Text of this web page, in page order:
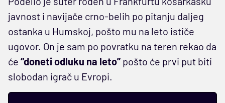
javnost i navijače crno-belih po pitanju daljeg
ostanka u Humskoj, pošto mu na leto ističe
ugovor. On je sam po povratku na teren rekao da
će “doneti odluku na leto” pošto će prvi put biti
slobodan igrač u Evropi.